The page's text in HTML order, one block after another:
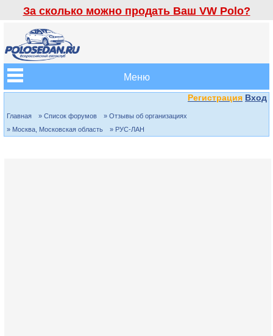
За сколько можно продать Ваш VW Polo?
Меню
Регистрация Вход
Главная » Список форумов
» Отзывы об организациях
» Москва, Московская область
» РУС-ЛАН